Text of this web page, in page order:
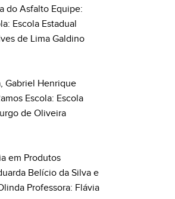
do Asfalto Equipe:
Escola Estadual
de Lima Galdino
Gabriel Henrique
Escola: Escola
de Oliveira
em Produtos
Belício da Silva e
Professora: Flávia